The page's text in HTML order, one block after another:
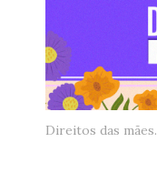
Direitos das mães.